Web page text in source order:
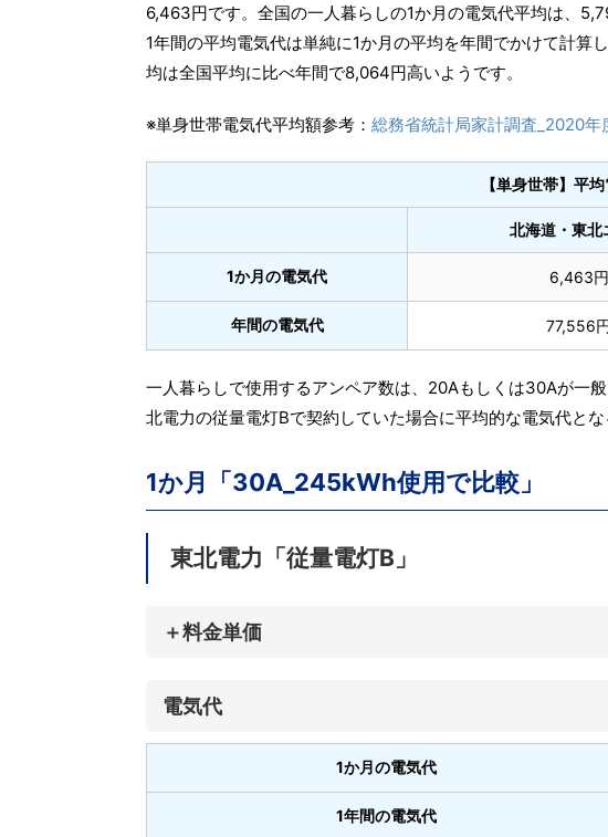
6,463円です。全国の一人暮らしの1か月の電気代平均は、
1年間の平均電気代は単純に1か月の平均を年間でかけて計算
均は全国平均に比べ年間で8,064円高いようです。
※単身世帯電気代平均額参考： 総務省統計局家計調査_2020年
【単身世帯】平
北海道・東北
1か月の電気代 6,463円
年間の電気代 77,556
一人暮らしで使用するアンペア数は、20Aもしくは30Aが一
北電力の従量電灯Bで契約していた場合に平均的な電気代と
1か月「30A_245kWh使用で比較」
東北電力「従量電灯B」
＋料金単価
電気代
1か月の電気代
1年間の電気代